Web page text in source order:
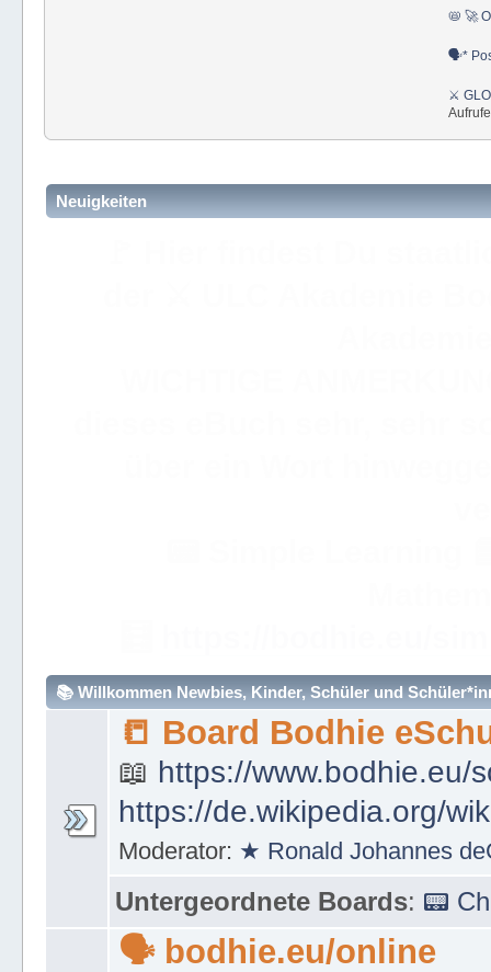
📛 🚀
🗣*
⚔
Aufrufe
Neuigkeiten
📚 Willkommen Newbies, Kinder, Schüler und
📒 Board Bodhie
📖 https://www.bodhie.eu/
https://de.wikipedia.org/
Moderator: ★ Ronald Johannes
Untergeordnete Boards: 📟
🗣 bodhie.eu/online